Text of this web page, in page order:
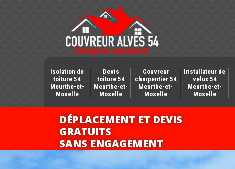
Isolation de
toiture 54
Meurthe-et-
Moselle
Devis
toiture 54
Meurthe-et-
Moselle
Couvreur
charpentier 54
Meurthe-et-
Moselle
Installateur de
velux 54
Meurthe-et-
Moselle
DÉPLACEMENT ET DEVIS
GRATUITS
SANS ENGAGEMENT